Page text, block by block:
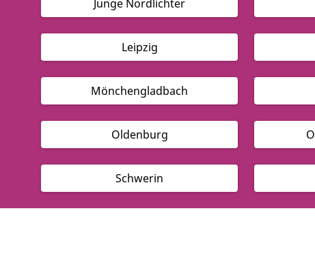
Junge Nordlichter
Leipzig
Mönchengladbach
Oldenburg
Schwerin